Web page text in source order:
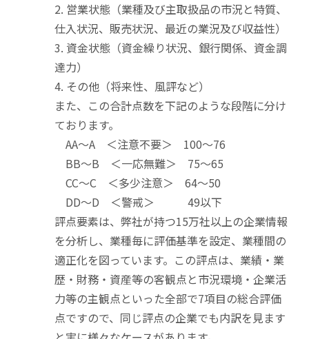
2. 営業状態（業種及び主取扱品の市況と特質、
仕入状況、販売状況、最近の業況及び収益性）
3. 資金状態（資金繰り状況、銀行関係、資金調
達力）
4. その他（将来性、風評など）
また、この合計点数を下記のような段階に分け
ております。
AA～A ＜注意不要＞ 100～76
BB～B ＜一応無難＞ 75～65
CC～C ＜多少注意＞ 64～50
DD～D ＜警戒＞ 49以下
評点要素は、弊社が持つ15万社以上の企業情報
を分析し、業種毎に評価基準を設定、業種間の
適正化を図っています。この評点は、業績・業
歴・財務・資産等の客観点と市況環境・企業活
力等の主観点といった全部で7項目の総合評価
点ですので、同じ評点の企業でも内訳を見ます